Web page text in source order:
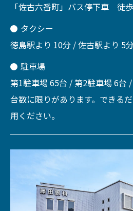
「佐古六番町」バス停下車 徒
タクシー
徳島駅より 10分 / 佐古駅より 5
駐車場
第1駐車場 65台 / 第2駐車場 6
台数に限りがあります。できる
用ください。